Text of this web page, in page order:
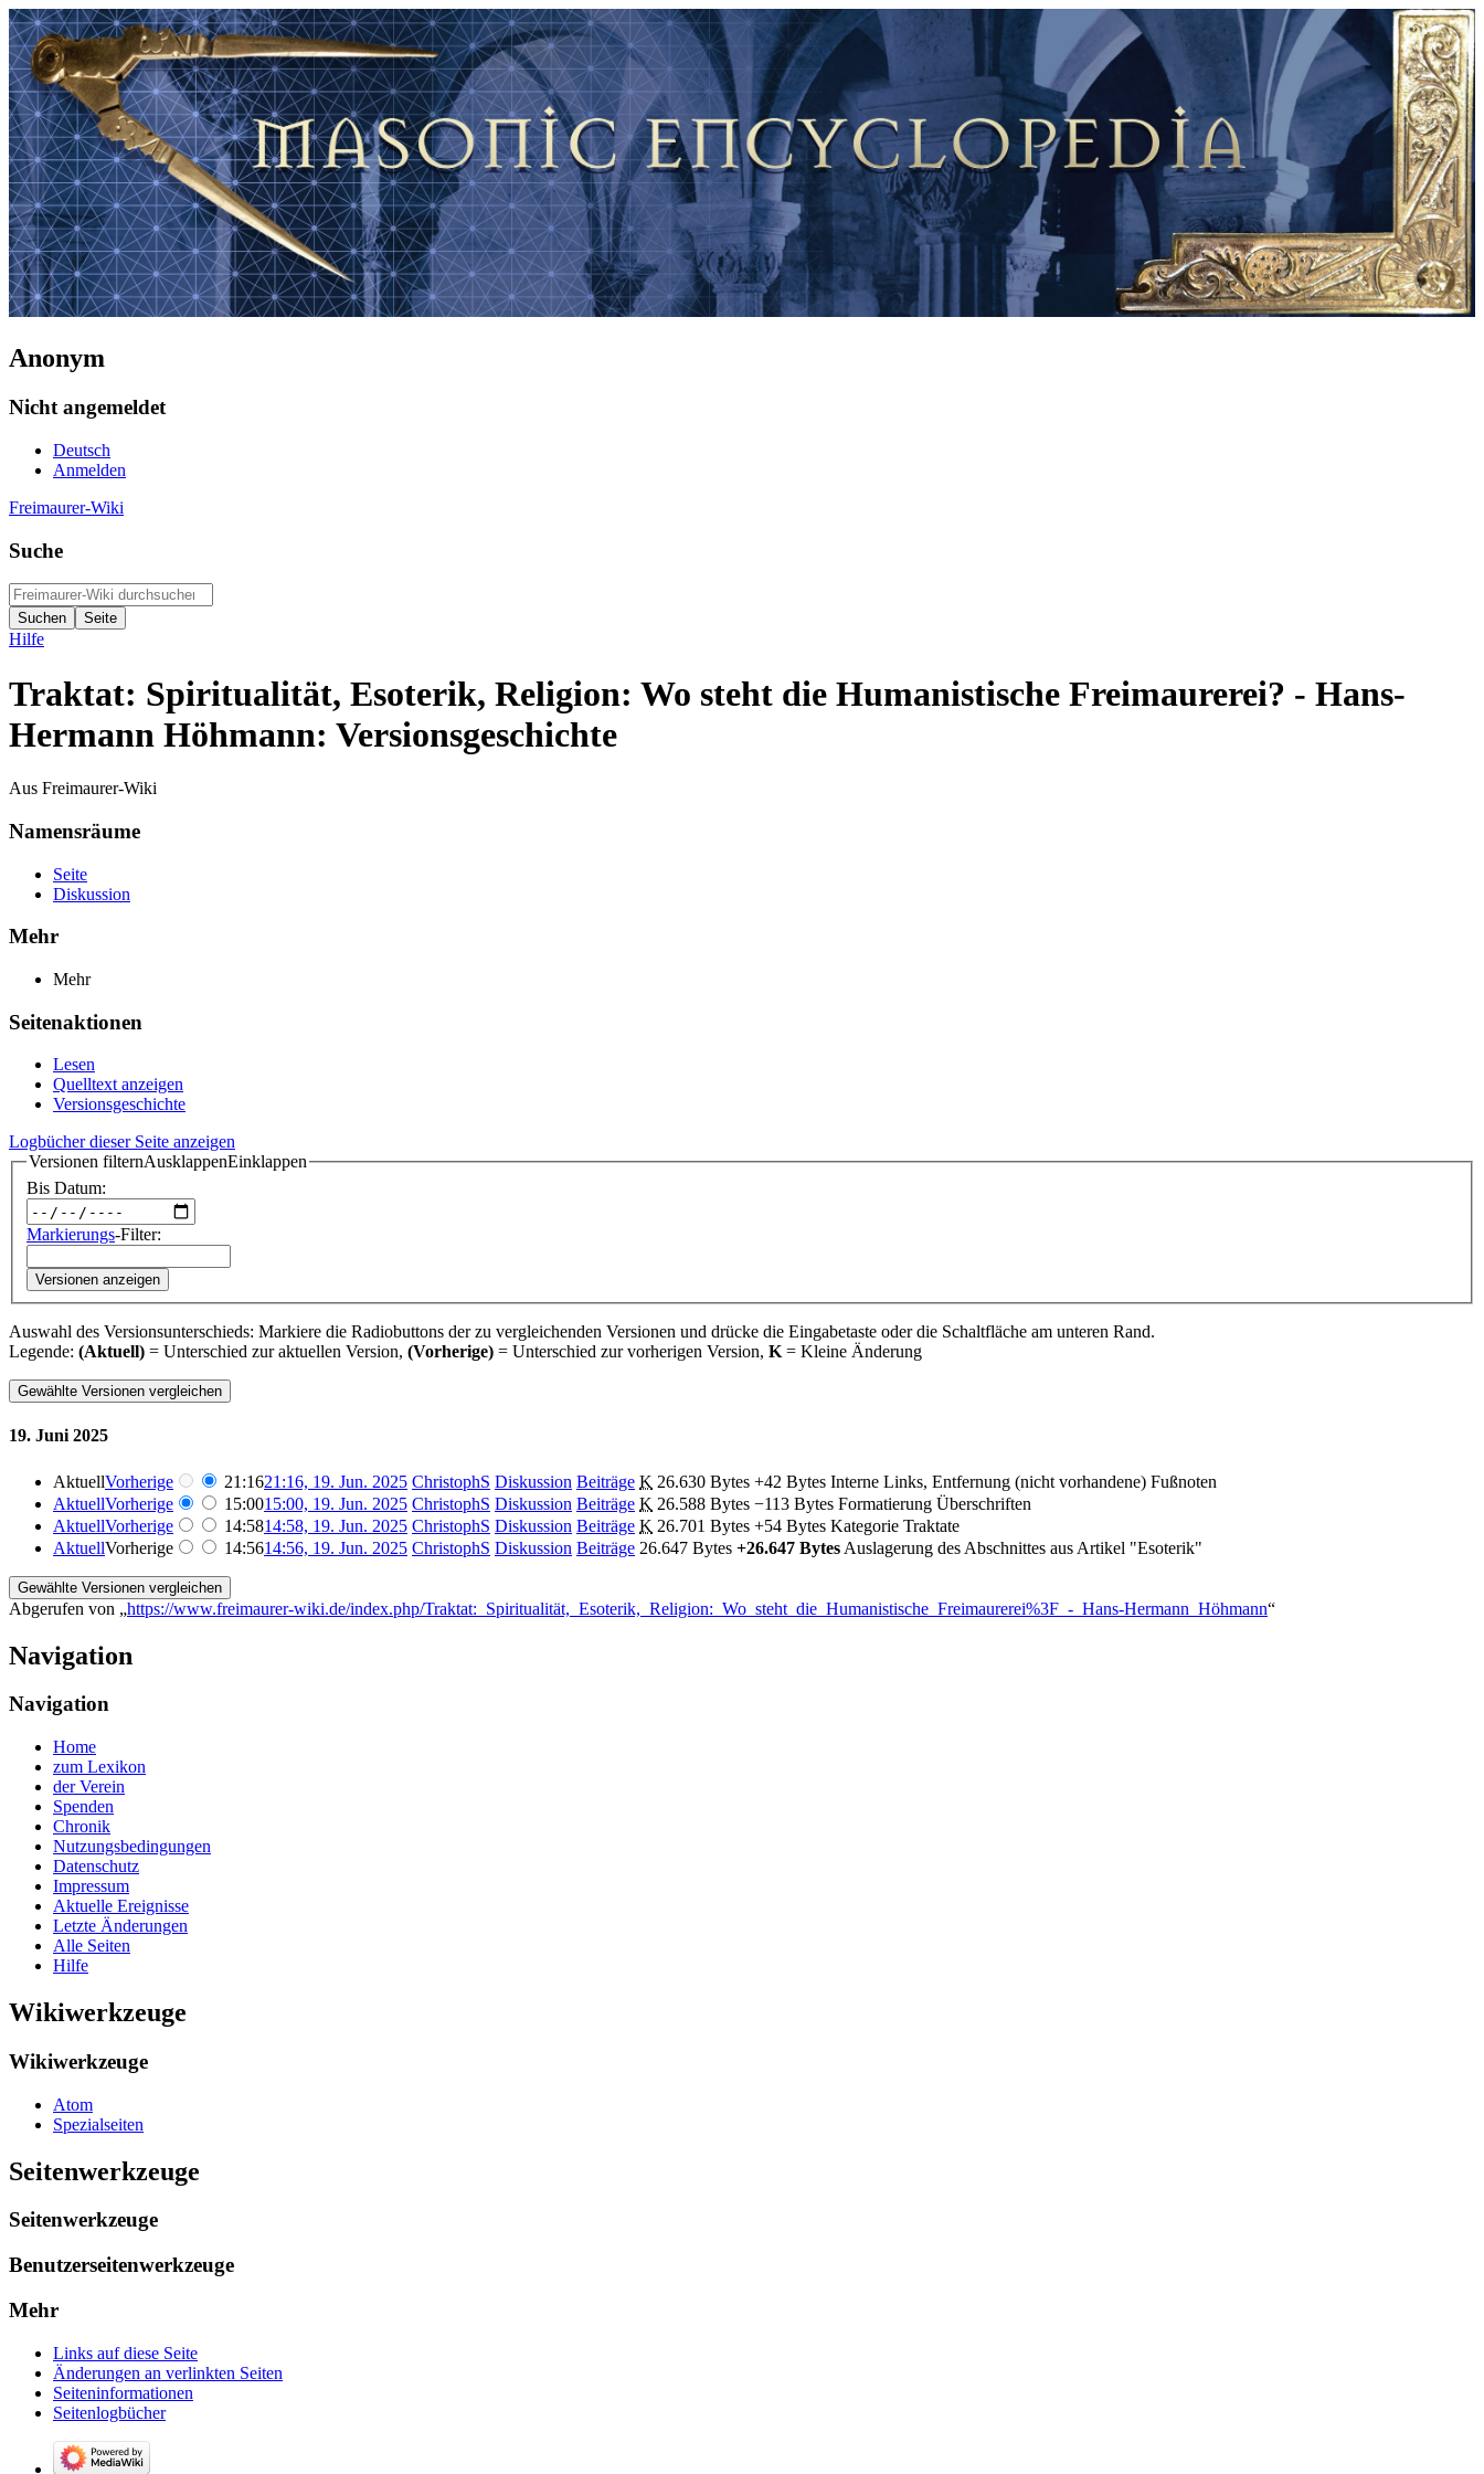
Anonym
Nicht angemeldet
Deutsch
Anmelden
Freimaurer-Wiki
Suche
Hilfe
Traktat: Spiritualität, Esoterik, Religion: Wo steht die Humanistische Freimaurerei? - Hans-
Hermann Höhmann: Versionsgeschichte
Aus Freimaurer-Wiki
Namensräume
Seite
Diskussion
Mehr
Mehr
Seitenaktionen
Lesen
Quelltext anzeigen
Versionsgeschichte
Logbücher dieser Seite anzeigen
Versionen filternAusklappenEinklappen
Bis Datum:
Markierungs-Filter:
Versionen anzeigen
Auswahl des Versionsunterschieds: Markiere die Radiobuttons der zu vergleichenden Versionen und drücke die Eingabetaste oder die Schaltfläche am unteren Rand.
Legende: (Aktuell) = Unterschied zur aktuellen Version, (Vorherige) = Unterschied zur vorherigen Version, K = Kleine Änderung
19. Juni 2025
AktuellVorherige 21:1621:16, 19. Jun. 2025 ChristophS Diskussion Beiträge K 26.630 Bytes +42 Bytes Interne Links, Entfernung (nicht vorhandene) Fußnoten
AktuellVorherige 15:0015:00, 19. Jun. 2025 ChristophS Diskussion Beiträge K 26.588 Bytes −113 Bytes Formatierung Überschriften
AktuellVorherige 14:5814:58, 19. Jun. 2025 ChristophS Diskussion Beiträge K 26.701 Bytes +54 Bytes Kategorie Traktate
AktuellVorherige 14:5614:56, 19. Jun. 2025 ChristophS Diskussion Beiträge 26.647 Bytes +26.647 Bytes Auslagerung des Abschnittes aus Artikel "Esoterik"
Abgerufen von „https://www.freimaurer-wiki.de/index.php/Traktat:_Spiritualität,_Esoterik,_Religion:_Wo_steht_die_Humanistische_Freimaurerei%3F_-_Hans-Hermann_Höhmann“
Navigation
Navigation
Home
zum Lexikon
der Verein
Spenden
Chronik
Nutzungsbedingungen
Datenschutz
Impressum
Aktuelle Ereignisse
Letzte Änderungen
Alle Seiten
Hilfe
Wikiwerkzeuge
Wikiwerkzeuge
Atom
Spezialseiten
Seitenwerkzeuge
Seitenwerkzeuge
Benutzerseitenwerkzeuge
Mehr
Links auf diese Seite
Änderungen an verlinkten Seiten
Seiten­­informationen
Seitenlogbücher